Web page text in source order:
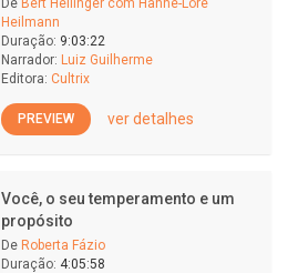
De Bert Hellinger com Hanne-Lore
Heilmann
Duração: 9:03:22
Narrador: Luiz Guilherme
Editora: Cultrix
PREVIEW ver detalhes
Você, o seu temperamento e um
propósito
De Roberta Fázio
Duração: 4:05:58